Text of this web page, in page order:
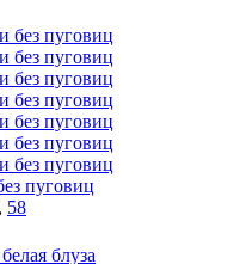
пуговиц
, 58